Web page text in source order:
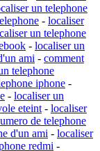
un telephone
- localiser
un telephone
- localiser un
ami - comment
telephone
iphone -
- localiser un
eteint - localiser
de telephone
d'un ami - localiser
redmi -